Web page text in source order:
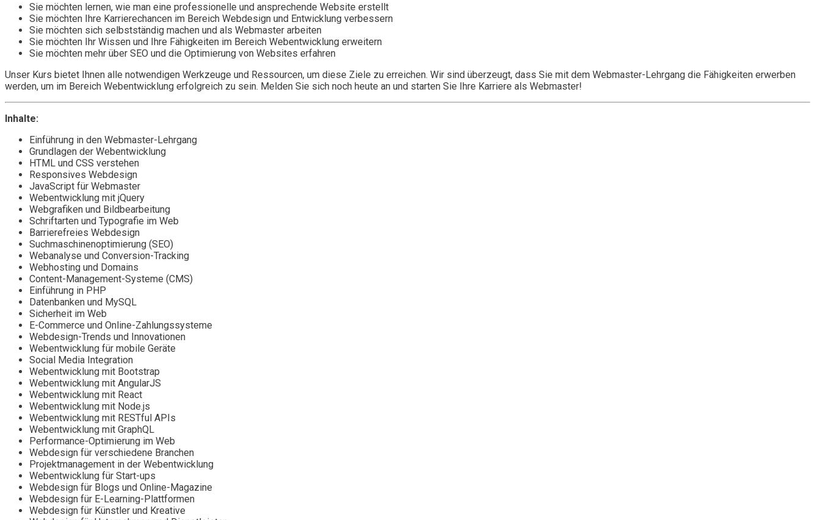
Sie möchten lernen, wie man eine professionelle und ansprechende Website erstellt
Sie möchten Ihre Karrierechancen im Bereich Webdesign und Entwicklung verbessern
Sie möchten sich selbstständig machen und als Webmaster arbeiten
Sie möchten Ihr Wissen und Ihre Fähigkeiten im Bereich Webentwicklung erweitern
Sie möchten mehr über SEO und die Optimierung von Websites erfahren
Unser Kurs bietet Ihnen alle notwendigen Werkzeuge und Ressourcen, um diese Ziele zu erreichen. Wir sind überzeugt, dass Sie mit dem Webmaster-Lehrgang die Fähigkeiten erwerben
werden, um im Bereich Webentwicklung erfolgreich zu sein. Melden Sie sich noch heute an und starten Sie Ihre Karriere als Webmaster!
Inhalte:
Einführung in den Webmaster-Lehrgang
Grundlagen der Webentwicklung
HTML und CSS verstehen
Responsives Webdesign
JavaScript für Webmaster
Webentwicklung mit jQuery
Webgrafiken und Bildbearbeitung
Schriftarten und Typografie im Web
Barrierefreies Webdesign
Suchmaschinenoptimierung (SEO)
Webanalyse und Conversion-Tracking
Webhosting und Domains
Content-Management-Systeme (CMS)
Einführung in PHP
Datenbanken und MySQL
Sicherheit im Web
E-Commerce und Online-Zahlungssysteme
Webdesign-Trends und Innovationen
Webentwicklung für mobile Geräte
Social Media Integration
Webentwicklung mit Bootstrap
Webentwicklung mit AngularJS
Webentwicklung mit React
Webentwicklung mit Node.js
Webentwicklung mit RESTful APIs
Webentwicklung mit GraphQL
Performance-Optimierung im Web
Webdesign für verschiedene Branchen
Projektmanagement in der Webentwicklung
Webentwicklung für Start-ups
Webdesign für Blogs und Online-Magazine
Webdesign für E-Learning-Plattformen
Webdesign für Künstler und Kreative